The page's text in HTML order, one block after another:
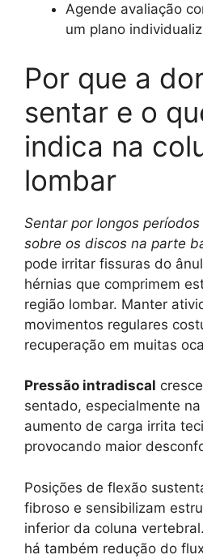
Agende avaliação
um plano
Por que a
sentar e o
indica na
lombar
Sentar por longos
sobre os discos na parte
pode irritar fissuras do
hérnias que comprimem
região lombar. Manter
movimentos regulares
recuperação em muitas
Pressão intradiscal
sentado, especialmente
aumento de carga irrita
provocando maior
Posições de flexão
fibroso e sensibilizam
inferior da coluna
há também redução do